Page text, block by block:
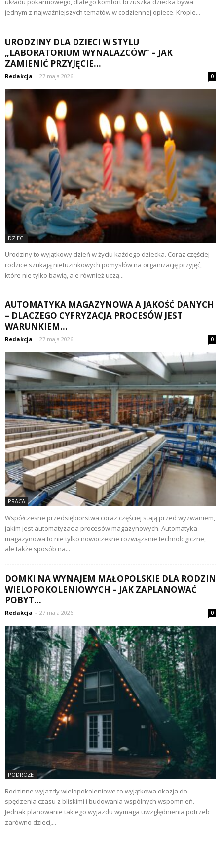
układu pokarmowego, dlatego komfort brzuszka dziecka bywa
jednym z najważniejszych tematów w codziennej opiece. Krople...
URODZINY DLA DZIECI W STYLU
„LABORATORIUM WYNALAZCÓW” – JAK
ZAMIENIĆ PRZYJĘCIE...
Redakcja - 27 maja 2026 0
DZIECI
Urodziny to wyjątkowy dzień w życiu każdego dziecka. Coraz częściej
rodzice szukają nietuzinkowych pomysłów na organizację przyjęć,
które nie tylko bawią, ale również uczą...
AUTOMATYKA MAGAZYNOWA A JAKOŚĆ DANYCH
– DLACZEGO CYFRYZACJA PROCESÓW JEST
WARUNKIEM...
Redakcja - 27 maja 2026 0
PRACA
Współczesne przedsiębiorstwa coraz częściej stają przed wyzwaniem,
jakim jest automatyzacja procesów magazynowych. Automatyka
magazynowa to nie tylko nowoczesne rozwiązanie technologiczne,
ale także sposób na...
DOMKI NA WYNAJEM MAŁOPOLSKIE DLA RODZIN
WIELOPOKOLENIOWYCH – JAK ZAPLANOWAĆ
POBYT...
Redakcja - 27 maja 2026 0
PODRÓŻE
Rodzinne wyjazdy wielopokoleniowe to wyjątkowa okazja do
spędzenia czasu z bliskimi i budowania wspólnych wspomnień.
Jednak planowanie takiego wyjazdu wymaga uwzględnienia potrzeb
zarówno dzieci,...